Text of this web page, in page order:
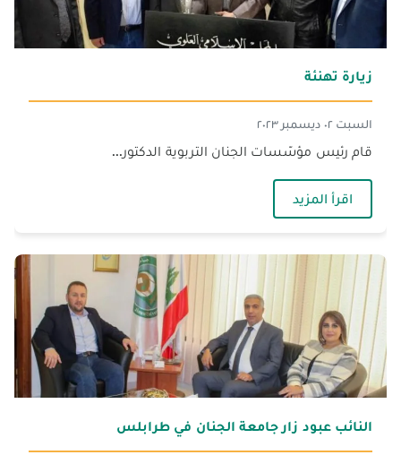
زيارة تهنئة
السبت ٠٢ ديسمبر ٢٠٢٣
قام رئيس مؤسّسات الجنان التربوية الدكتور...
اقرأ المزيد— زيارة تهنئة
النائب عبود زار جامعة الجنان في طرابلس